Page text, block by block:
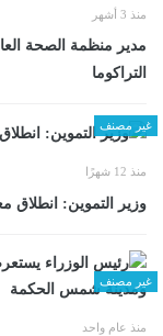
منذ 3 أشهر
مدير منظمة الصحة
التراكوما
غير مصنف
منذ 12 شهرًا
وزير التموين: انطلاق معارض أهلًا
غير مصنف
منذ عام واحد